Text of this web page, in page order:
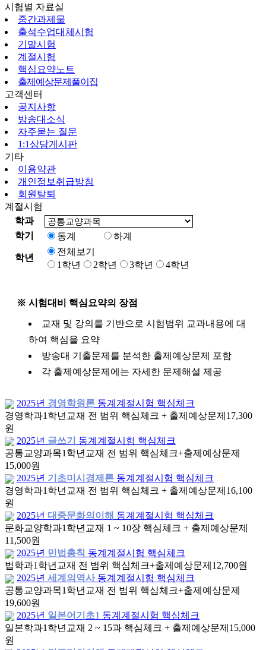
시험별 자료실
중간과제물
출석수업대체시험
기말시험
계절시험
핵심요약노트
출제예상문제풀이집
고객센터
공지사항
방송대소식
자주묻는 질문
1:1상담게시판
기타
이용약관
개인정보취급방침
회원탈퇴
계절시험
학과
학기
동계 하계
학년
전체보기
1학년
2학년 3학년 4학년
※ 시험대비 핵심요약의 장점
교재 및 강의를 기반으로 시험범위 교과내용에 대
하여 핵심을 요약
방송대 기출문제를 분석한 출제예상문제 포함
각 출제예상문제에는 자세한 문제해설 제공
2025년 경영학원론 동계계절시험 핵심체크
경영학과1학년 교재 전 범위 핵심체크 + 출제예상문제 17,300
원
2025년 글쓰기 동계계절시험 핵심체크
공통교양과목1학년 교재 전 범위 핵심체크+출제예상문제
15,000원
2025년 기초미시경제론 동계계절시험 핵심체크
경영학과1학년 교재 전 범위 핵심체크 + 출제예상문제 16,100
원
2025년 대중문화의이해 동계계절시험 핵심체크
문화교양학과1학년 교재 1 ~ 10장 핵심체크 + 출제예상문제
11,500원
2025년 민법총칙 동계계절시험 핵심체크
법학과1학년 교재 전 범위 핵심체크+출제예상문제 12,700원
2025년 세계의역사 동계계절시험 핵심체크
공통교양과목1학년 교재 전 범위 핵심체크+출제예상문제
19,600원
2025년 일본어기초1 동계계절시험 핵심체크
일본학과1학년 교재 2 ~ 15과 핵심체크 + 출제예상문제 15,000
원